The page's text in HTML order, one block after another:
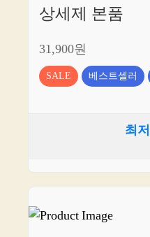
상세제 본품
31,900원
SALE 베스트셀러
최